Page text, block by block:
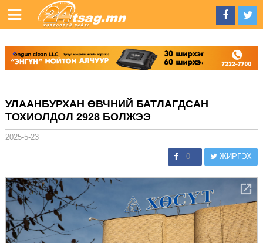
УЛААНБУРХАН ӨВЧНИЙ БАТЛАГДСАН
ТОХИОЛДОЛ 2928 БОЛЖЭЭ
2025-5-23
0 ЖИРГЭХ